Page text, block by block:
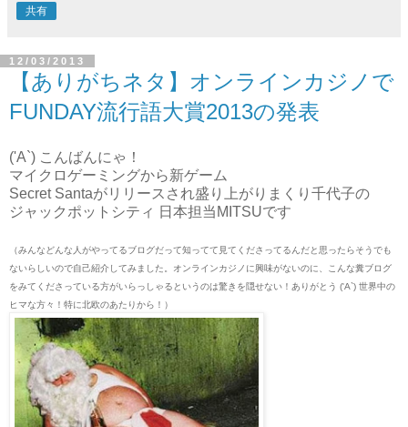
共有
12/03/2013
【ありがちネタ】オンラインカジノで
FUNDAY流行語大賞2013の発表
('A`) こんばんにゃ！
マイクロゲーミングから新ゲーム
Secret Santaがリリースされ盛り上がりまくり千代子の
ジャックポットシティ 日本担当MITSUです
（みんなどんな人がやってるブログだって知ってて見てくださってるんだと思ったらそうでも
ないらしいので自己紹介してみました。オンラインカジノに興味がないのに、こんな糞ブログ
をみてくださっている方がいらっしゃるというのは驚きを隠せない！ありがとう ('A`) 世界中の
ヒマな方々！特に北欧のあたりから！）